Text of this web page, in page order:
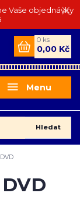
Vaše objednávky
Menu
Hledat
0 ks
0,00 Kč